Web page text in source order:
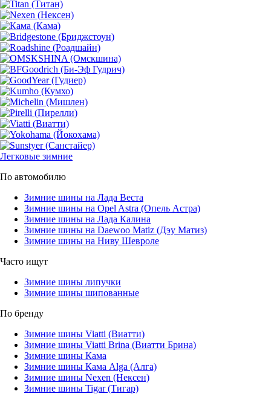
Легковые зимние
По автомобилю
Зимние шины на Лада Веста
Зимние шины на Opel Astra (Опель Астра)
Зимние шины на Лада Калина
Зимние шины на Daewoo Matiz (Дэу Матиз)
Зимние шины на Ниву Шевроле
Часто ищут
Зимние шины липучки
Зимние шины шипованные
По бренду
Зимние шины Viatti (Виатти)
Зимние шины Viatti Brina (Виатти Брина)
Зимние шины Кама
Зимние шины Кама Alga (Алга)
Зимние шины Nexen (Нексен)
Зимние шины Tigar (Тигар)